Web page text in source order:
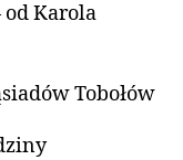
Karola
Tobołów